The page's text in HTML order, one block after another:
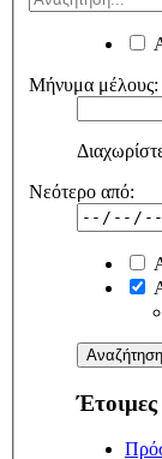
Μήνυμα μέλους:
Νεότερο από:
Έτοιμες